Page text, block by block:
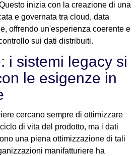
inizia con la creazione di una
e governata tra cloud, data
offrendo un'esperienza coerente e
sui dati distribuiti.
i sistemi legacy si
le esigenze in
cercano sempre di ottimizzare
di vita del prodotto, ma i dati
una piena ottimizzazione di tali
manifatturiere ha